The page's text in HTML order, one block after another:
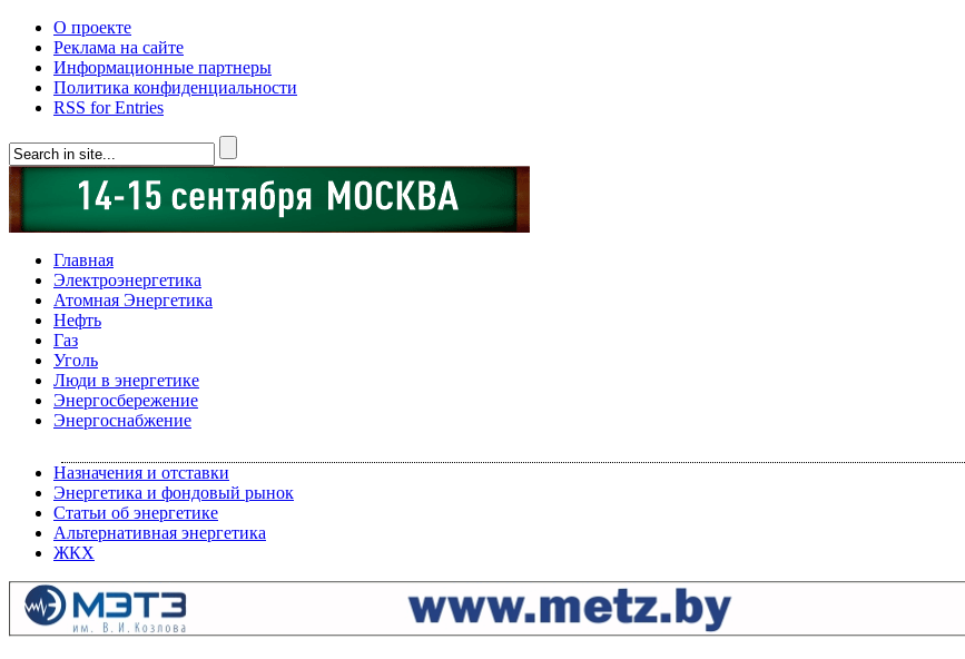
О проекте
Реклама на сайте
Информационные партнеры
Политика конфиденциальности
RSS for Entries
Главная
Электроэнергетика
Атомная Энергетика
Нефть
Газ
Уголь
Люди в энергетике
Энергосбережение
Энергоснабжение
Назначения и отставки
Энергетика и фондовый рынок
Статьи об энергетике
Альтернативная энергетика
ЖКХ